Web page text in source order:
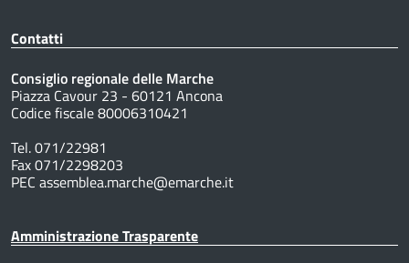
Contatti
Consiglio regionale delle Marche
Piazza Cavour 23 - 60121 Ancona
Codice fiscale 80006310421
Tel. 071/22981
Fax 071/2298203
PEC assemblea.marche@emarche.it
Amministrazione Trasparente